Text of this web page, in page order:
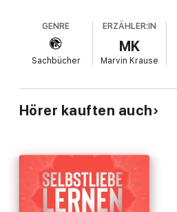
5 Minuten Hypnose für den Alltag
Aufbau nach der JIPI Methode:
J - Jetzt (bewusstes Abschalten und
I - Ich will (Öffnung des Willens als
P - Positive Affirmationen (100%
I - Ich Affirmationen (für eine größere
Affirmationen?
-Sie ist einfach(er) anzuwenden.
-Für die optimale Wirkung braucht
Gefühle. Und auch keine
GENRE
Sachbücher
ERZÄHLER:IN
MK
Marvin Krause
Hörer kauften auch